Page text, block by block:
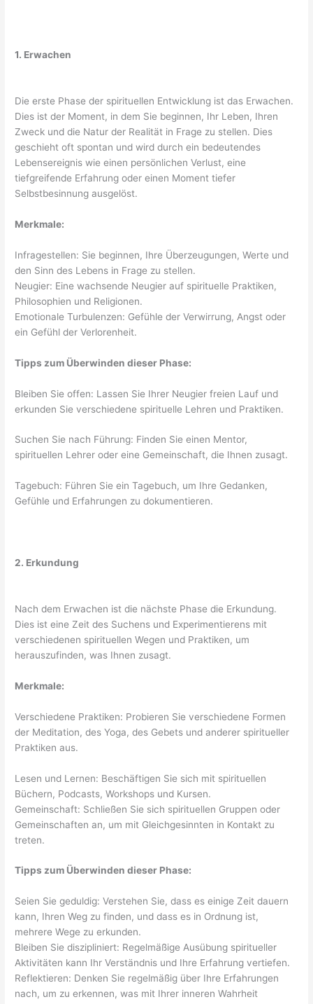
1. Erwachen
Die erste Phase der spirituellen Entwicklung ist das Erwachen.
Dies ist der Moment, in dem Sie beginnen, Ihr Leben, Ihren
Zweck und die Natur der Realität in Frage zu stellen. Dies
geschieht oft spontan und wird durch ein bedeutendes
Lebensereignis wie einen persönlichen Verlust, eine
tiefgreifende Erfahrung oder einen Moment tiefer
Selbstbesinnung ausgelöst.
Merkmale:
Infragestellen: Sie beginnen, Ihre Überzeugungen, Werte und
den Sinn des Lebens in Frage zu stellen.
Neugier: Eine wachsende Neugier auf spirituelle Praktiken,
Philosophien und Religionen.
Emotionale Turbulenzen: Gefühle der Verwirrung, Angst oder
ein Gefühl der Verlorenheit.
Tipps zum Überwinden dieser Phase:
Bleiben Sie offen: Lassen Sie Ihrer Neugier freien Lauf und
erkunden Sie verschiedene spirituelle Lehren und Praktiken.
Suchen Sie nach Führung: Finden Sie einen Mentor,
spirituellen Lehrer oder eine Gemeinschaft, die Ihnen zusagt.
Tagebuch: Führen Sie ein Tagebuch, um Ihre Gedanken,
Gefühle und Erfahrungen zu dokumentieren.
2. Erkundung
Nach dem Erwachen ist die nächste Phase die Erkundung.
Dies ist eine Zeit des Suchens und Experimentierens mit
verschiedenen spirituellen Wegen und Praktiken, um
herauszufinden, was Ihnen zusagt.
Merkmale:
Verschiedene Praktiken: Probieren Sie verschiedene Formen
der Meditation, des Yoga, des Gebets und anderer spiritueller
Praktiken aus.
Lesen und Lernen: Beschäftigen Sie sich mit spirituellen
Büchern, Podcasts, Workshops und Kursen.
Gemeinschaft: Schließen Sie sich spirituellen Gruppen oder
Gemeinschaften an, um mit Gleichgesinnten in Kontakt zu
treten.
Tipps zum Überwinden dieser Phase:
Seien Sie geduldig: Verstehen Sie, dass es einige Zeit dauern
kann, Ihren Weg zu finden, und dass es in Ordnung ist,
mehrere Wege zu erkunden.
Bleiben Sie diszipliniert: Regelmäßige Ausübung spiritueller
Aktivitäten kann Ihr Verständnis und Ihre Erfahrung vertiefen.
Reflektieren: Denken Sie regelmäßig über Ihre Erfahrungen
nach, um zu erkennen, was mit Ihrer inneren Wahrheit